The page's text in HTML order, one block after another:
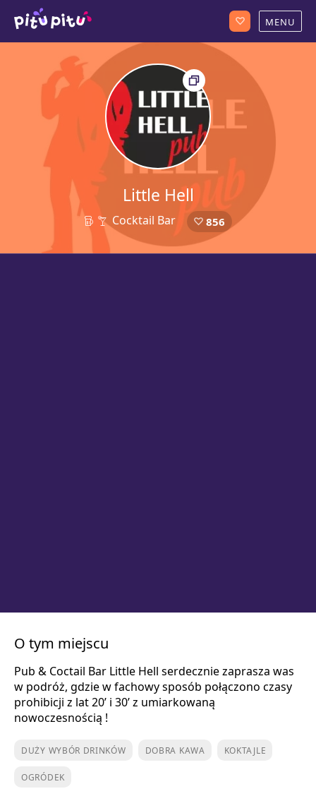
Little Hell
23 Cocktail Bar 856
O tym miejscu
Pub & Coctail Bar Little Hell serdecznie zaprasza was
w podróż, gdzie w fachowy sposób połączono czasy
prohibicji z lat 20’ i 30’ z umiarkowaną
nowoczesnością !
DUŻY WYBÓR DRINKÓW DOBRA KAWA KOKTAJLE
OGRÓDEK